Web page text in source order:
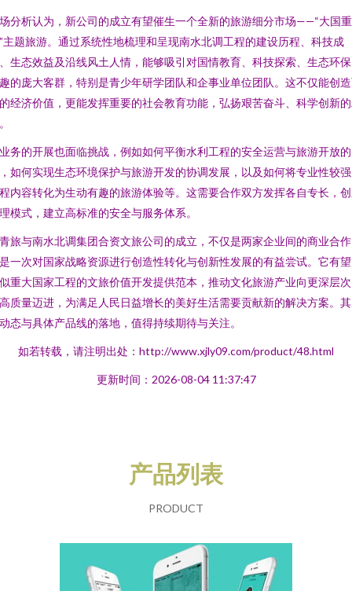
分析认为，新公司的成立有望催生一个全新的旅游细分市场——“大国重
主题旅游。通过系统性地梳理和呈现南水北调工程的建设历程、科技成
生态效益及沿线风土人情，能够吸引对国情教育、科技探索、生态环
的庞大客群，特别是青少年研学团队和企事业单位团队。这不仅能创
经济价值，更能发挥重要的社会教育功能，弘扬艰苦奋斗、科学创新
务的开展也面临挑战，例如如何平衡水利工程的安全运营与旅游开放
如何实现生态环境保护与旅游开发的协调发展，以及如何将专业性较
内容转化为生动有趣的旅游体验等。这需要合作双方发挥各自专长，
模式，建立高标准的安全与服务体系。
旅与南水北调集团合资文旅公司的成立，不仅是两家企业间的商业合
一次对国家战略资源进行创造性转化与创新性发展的有益尝试。它有
重大国家工程的文旅价值开发提供范本，推动文化旅游产业向更深层
质量迈进，为满足人民日益增长的美好生活需要贡献新的解决方案。
态与具体产品线的落地，值得持续期待与关注。
如若转载，请注明出处：http://www.xjly09.com/product/48.html
更新时间：2026-08-04 11:37:47
产品列表
PRODUCT